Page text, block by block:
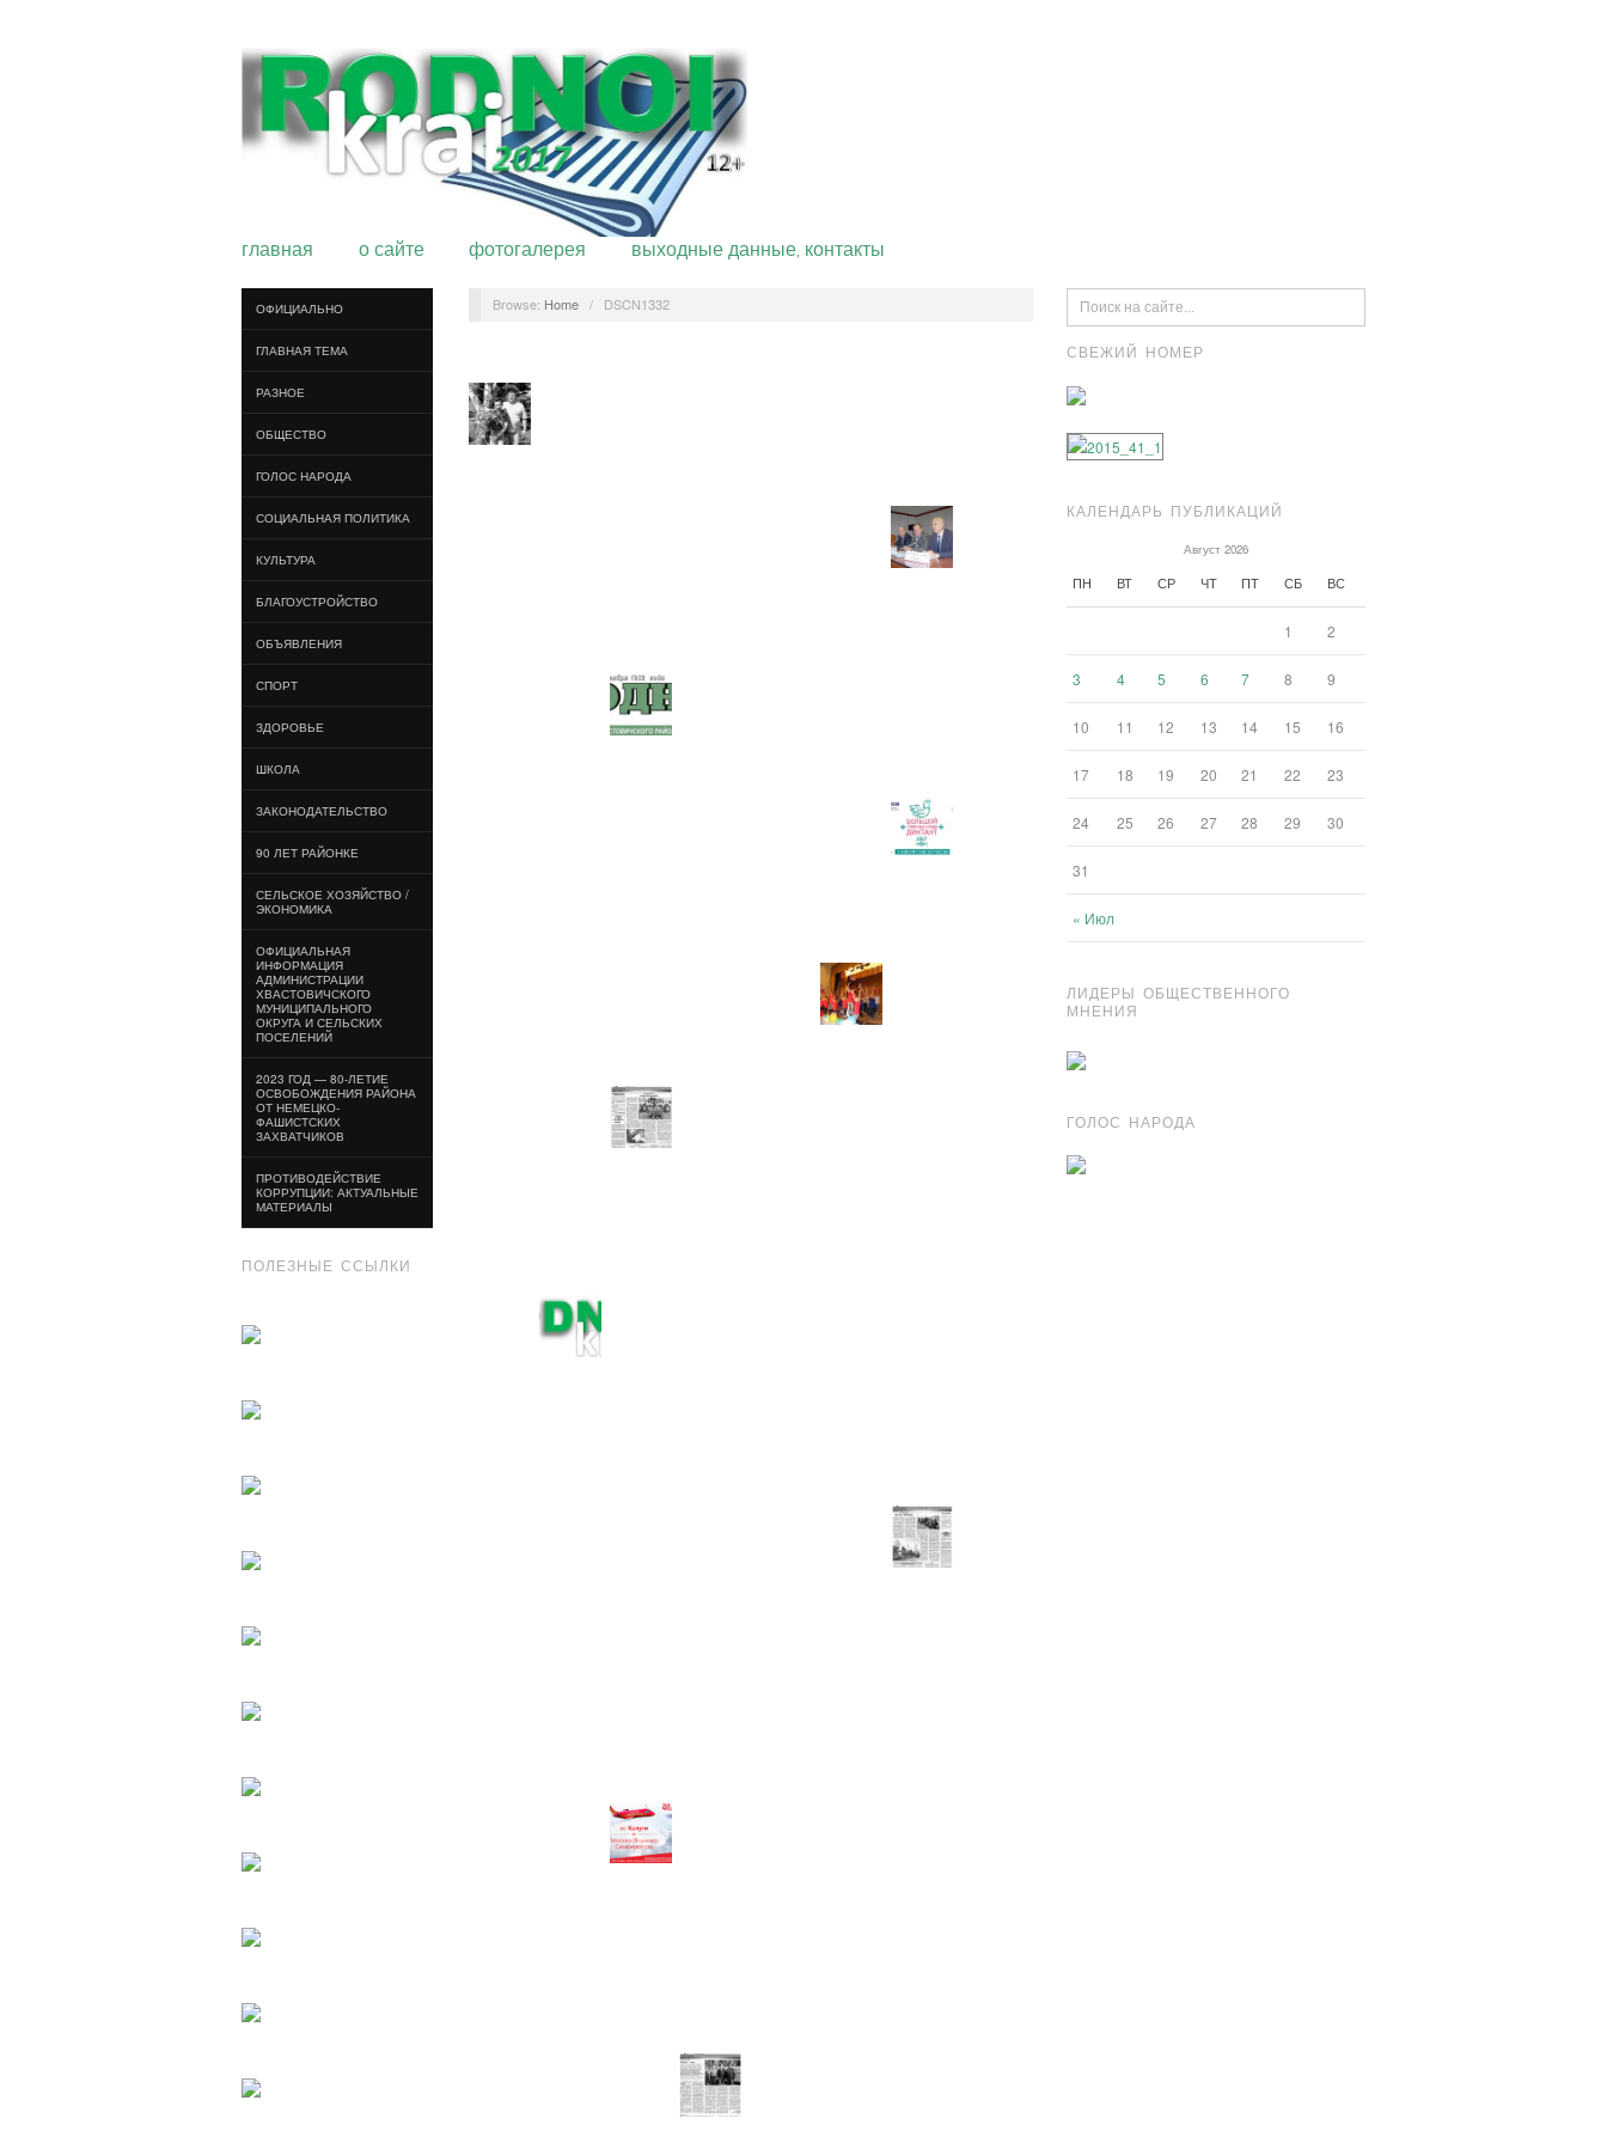
главная о сайте фотогалерея выходные данные, контакты
ОФИЦИАЛЬНО
ГЛАВНАЯ ТЕМА
РАЗНОЕ
ОБЩЕСТВО
ГОЛОС НАРОДА
СОЦИАЛЬНАЯ ПОЛИТИКА
КУЛЬТУРА
БЛАГОУСТРОЙСТВО
ОБЪЯВЛЕНИЯ
СПОРТ
ЗДОРОВЬЕ
ШКОЛА
ЗАКОНОДАТЕЛЬСТВО
90 ЛЕТ РАЙОНКЕ
СЕЛЬСКОЕ ХОЗЯЙСТВО /
ЭКОНОМИКА
ОФИЦИАЛЬНАЯ
ИНФОРМАЦИЯ
АДМИНИСТРАЦИИ
ХВАСТОВИЧСКОГО
МУНИЦИПАЛЬНОГО
ОКРУГА И СЕЛЬСКИХ
ПОСЕЛЕНИЙ
2023 ГОД — 80-ЛЕТИЕ
ОСВОБОЖДЕНИЯ РАЙОНА
ОТ НЕМЕЦКО-
ФАШИСТСКИХ
ЗАХВАТЧИКОВ
ПРОТИВОДЕЙСТВИЕ
КОРРУПЦИИ: АКТУАЛЬНЫЕ
МАТЕРИАЛЫ
ПОЛЕЗНЫЕ ССЫЛКИ
Browse: Home / DSCN1332
СВЕЖИЙ НОМЕР
КАЛЕНДАРЬ ПУБЛИКАЦИЙ
Август 2026
ПН ВТ СР ЧТ ПТ СБ ВС
« Июл
1 2
3 4 5 6 7 8 9
10 11 12 13 14 15 16
17 18 19 20 21 22 23
24 25 26 27 28 29 30
31
ЛИДЕРЫ ОБЩЕСТВЕННОГО
МНЕНИЯ
ГОЛОС НАРОДА